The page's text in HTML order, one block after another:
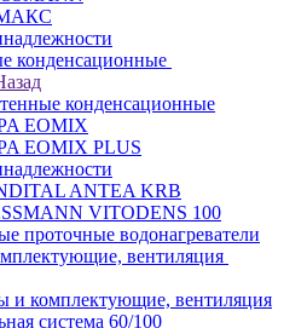
конденсационные
конденсационные
EOMIX
EOMIX PLUS
ANTEA KRB
VITODENS 100
проточные водонагреватели
вентиляция
и комплектующие, вентиляция
система 60/100